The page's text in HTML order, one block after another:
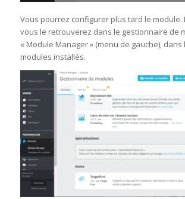
Vous pourrez configurer plus tard le module.
vous le retrouverez dans le gestionnaire de
« Module Manager » (menu de gauche), dans
modules installés.